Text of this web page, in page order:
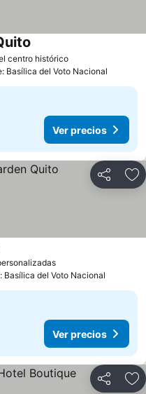
centro históricoVer precios
Basílica del Voto Nacional
Ver precios
Compartir
Ver precios
Basílica del Voto Nacional
Ver precios
Compartir